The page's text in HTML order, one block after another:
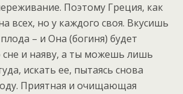
Поэтому Греция, как
всех, но у каждого своя. Вкусишь
– и Она (богиня) будет
сне и наяву, а ты можешь лишь
искать ее, пытаясь снова
Приятная и очищающая